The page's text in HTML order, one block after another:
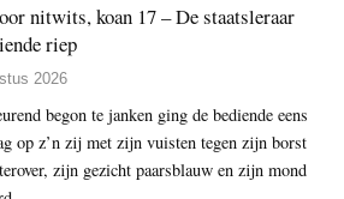
nitwits, koan 17 – De staatsleraar
riep
2026
begon te janken ging de bediende eens
op z’n zij met zijn vuisten tegen zijn borst
zijn gezicht paarsblauw en zijn mond